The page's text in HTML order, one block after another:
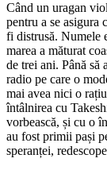
Când un uragan
pentru a se asigura
fi distrusă. Numele
marea a măturat
de trei ani. Până
radio pe care o
mai avea nici o
întâlnirea cu
vorbească, și cu o
au fost primii pași
speranței,